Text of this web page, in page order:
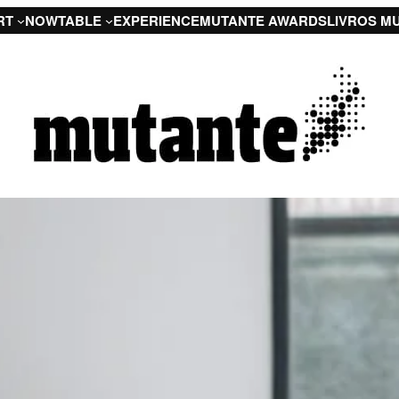
NOWTABLE EXPERIENCEMUTANTE AWARDSLIVROS